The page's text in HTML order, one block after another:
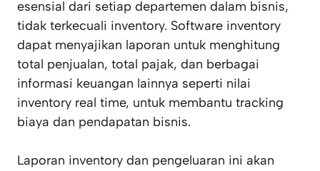
esensial dari setiap departemen dalam bisnis,
tidak terkecuali inventory. Software inventory
dapat menyajikan laporan untuk menghitung
total penjualan, total pajak, dan berbagai
informasi keuangan lainnya seperti nilai
inventory real time, untuk membantu tracking
biaya dan pendapatan bisnis.
Laporan inventory dan pengeluaran ini akan